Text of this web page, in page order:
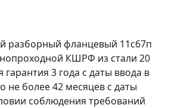
разборный фланцевый 11с67п
КШРФ из стали 20
гарантия 3 года с даты ввода в
не более 42 месяцев с даты
соблюдения требований